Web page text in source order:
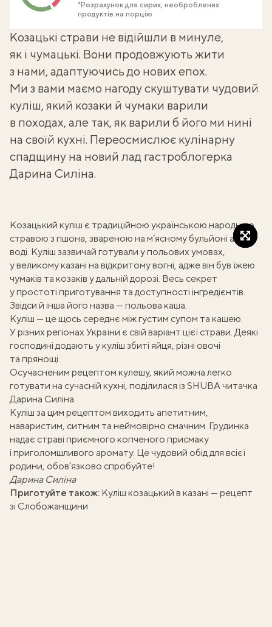
*Розрахунок для сирих, необроблених
продуктів на порцію
Козацькі страви не відійшли в минуле,
як і чумацькі. Вони продовжують жити
з нами, адаптуючись до нових епох.
Ми з вами маємо нагоду скуштувати чудовий
куліш, який козаки й чумаки варили
в походах, але так, як варили б його ми нині
на своїй кухні. Переосмислює кулінарну
спадщину на новий лад гастроблогерка
Дарина Силіна.
Козацький куліш є традиційною українською народною
стравою з пшона, звареною на м’ясному бульйоні або
воді. Куліш зазвичай готували у польових умовах,
у великому казані на відкритому вогні, адже він був їжею
чумаків та козаків у дальній дорозі. Весь секрет
у простоті приготування та доступності інгредієнтів.
Звідси й інша його назва — польова каша.
Куліш — це щось середнє між густим супом та кашею.
У різних регіонах України є свій варіант цієї страви. Деякі
господині додають у куліш збиті яйця, різні овочі
та прянощі.
Осучасненим рецептом кулешу, який можна легко
готувати на сучасній кухні, поділилася із SHUBA читачка
Дарина Силіна.
Куліш за цим рецептом виходить апетитним,
наваристим, ситним та неймовірно смачним. Грудинка
надає страві приємного копченого присмаку
і приголомшливого аромату. Це чудовий обід для всієї
родини, обов’язково спробуйте!
Дарина Силіна
Приготуйте також: Куліш козацький в казані — рецепт
зі Слобожанщини